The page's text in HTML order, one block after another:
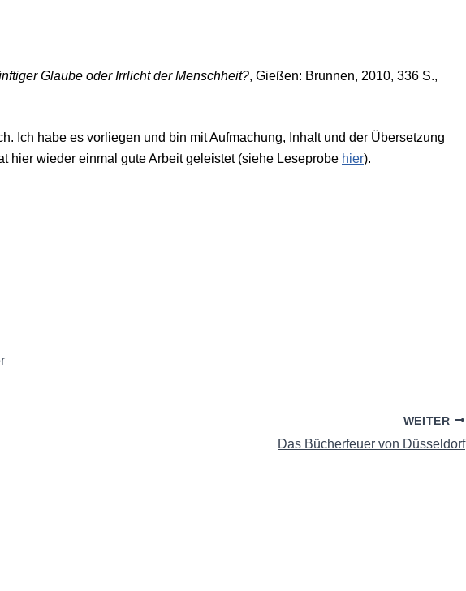
Glaube oder Irrlicht der Menschheit?, Gießen: Brunnen, 2010, 336 S.,
Ich habe es vorliegen und bin mit Aufmachung, Inhalt und der Übersetzung
hier wieder einmal gute Arbeit geleistet (siehe Leseprobe hier).
WEITER
Das Bücherfeuer von Düsseldorf